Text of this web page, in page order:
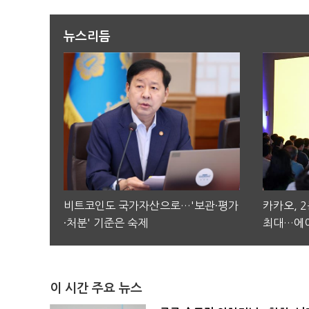
뉴스리듬
비트코인도 국가자산으로…'보관·평가
·처분' 기준은 숙제
카카오, 2
최대…에
이 시간 주요 뉴스